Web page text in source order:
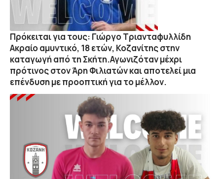
Πρόκειται για τους: Γιώργο Τριανταφυλλίδη
Ακραίο αμυντικό, 18 ετών, Κοζανίτης στην
καταγωγή από τη Σκήτη.Αγωνιζόταν μέχρι
πρότινος στον Άρη Φιλιατών και αποτελεί μια
επένδυση με προοπτική για το μέλλον.